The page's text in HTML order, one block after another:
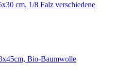
cm, 1/8 Falz verschiedene
Bio-Baumwolle